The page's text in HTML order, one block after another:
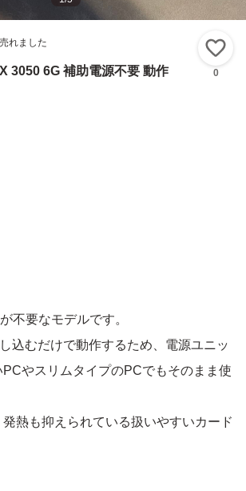
れました
3050 6G 補助電源不要 動作
0
不要なモデルです。
込むだけで動作するため、電源ユニッ
PCやスリムタイプのPCでもそのまま使
熱も抑えられている扱いやすいカード